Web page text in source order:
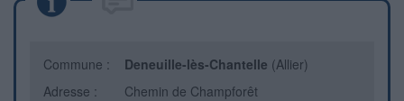
Commune : Deneuille-lès-Chantelle (Allier)
Adresse :
Chemin de Champforêt